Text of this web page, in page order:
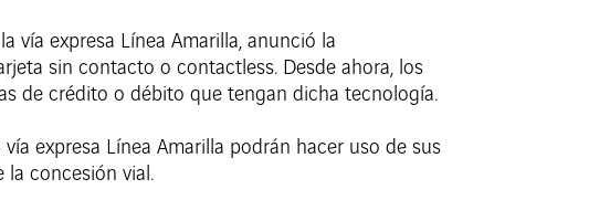
vía expresa Línea Amarilla, anunció la
sin contacto o contactless. Desde ahora, los
de crédito o débito que tengan dicha tecnología.
expresa Línea Amarilla podrán hacer uso de sus
la concesión vial.